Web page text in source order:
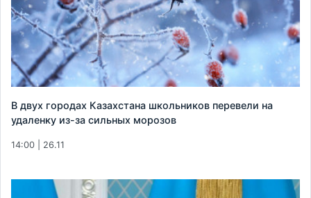
В двух городах Казахстана школьников перевели на
удаленку из-за сильных морозов
14:00 | 26.11